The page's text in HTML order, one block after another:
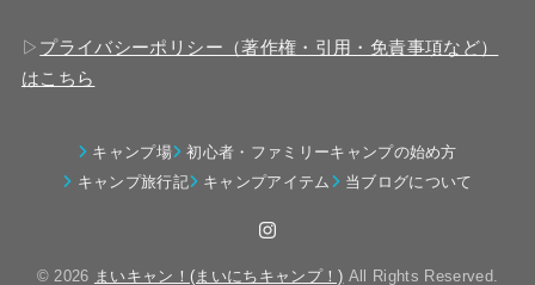
▷ プライバシーポリシー（著作権・引用・免責事項など）
はこちら
キャンプ場
初心者・ファミリーキャンプの始め方
キャンプ旅行記
キャンプアイテム 当ブログについて
© 2026 まいキャン！(まいにちキャンプ！) All Rights Reserved.